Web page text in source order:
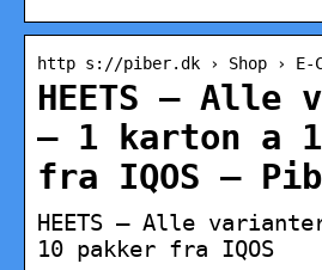
http s://piber.dk › Shop › E-
HEETS – Alle
– 1 karton a
fra IQOS –
HEETS – Alle
10 pakker fra IQOS